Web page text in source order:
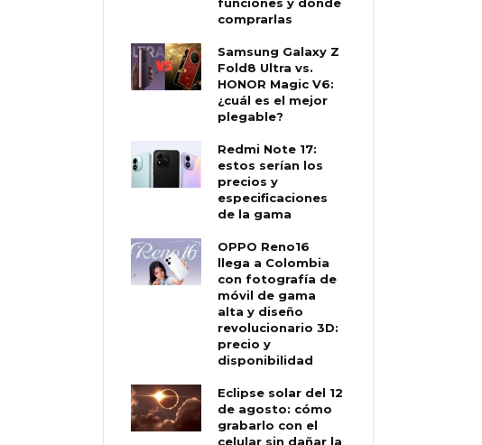
comprarlas
Samsung Galaxy Z
Fold8 Ultra vs.
HONOR Magic V6:
¿cuál es el mejor
plegable?
Redmi Note 17:
estos serían los
precios y
especificaciones
de la gama
OPPO Reno16
llega a Colombia
con fotografía de
móvil de gama
alta y diseño
revolucionario 3D:
precio y
disponibilidad
Eclipse solar del 12
de agosto: cómo
grabarlo con el
celular sin dañar la